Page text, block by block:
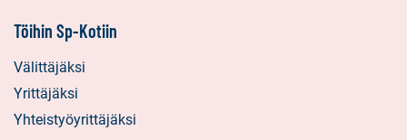
Töihin Sp-Kotiin
Välittäjäksi
Yrittäjäksi
Yhteistyöyrittäjäksi